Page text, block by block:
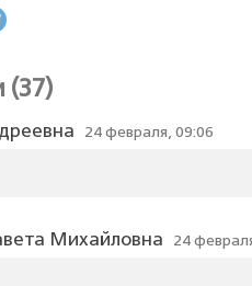
(37)
24 февраля, 09:06
Михайловна 24